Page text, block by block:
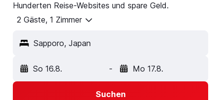
Hunderten Reise-Websites und spare Geld.
2 Gäste, 1 Zimmer
Sapporo, Japan
So 16.8. - Mo 17.8.
Suchen